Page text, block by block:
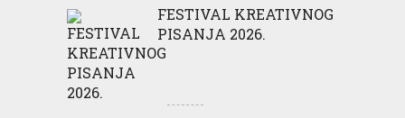
FESTIVAL KREATIVNOG
PISANJA 2026.